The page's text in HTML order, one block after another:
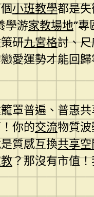
小班教學都是
學游家教場地”專
研九宮格討、
愛運勢才能回
罩普遍、普惠
你的交流物質
質感互換共享
？那沒有市值